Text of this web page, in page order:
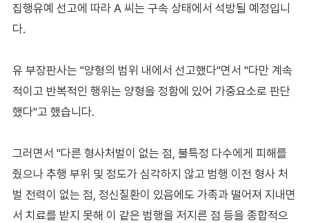
집행유예 선고에 따라 A 씨는 구속 상태에서 석방될 예정입니
다.
유 부장판사는 "양형의 범위 내에서 선고했다"면서 "다만 계속
적이고 반복적인 행위는 양형을 정함에 있어 가중요소로 판단
했다"고 했습니다.
그러면서 "다른 형사처벌이 없는 점, 불특정 다수에게 피해를
줬으나 추행 부위 및 정도가 심각하지 않고 범행 이전 형사 처
벌 전력이 없는 점, 정신질환이 있음에도 가족과 떨어져 지내면
서 치료를 받지 못해 이 같은 범행을 저지른 점 등을 종합적으